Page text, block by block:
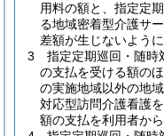
用料の額と、指定定
る地域密着型介護サ
差額が生じないよう
3
指定定期巡回・随時
の支払を受ける額の
の実施地域以外の地
対応型訪問介護看護
額の支払を利用者か